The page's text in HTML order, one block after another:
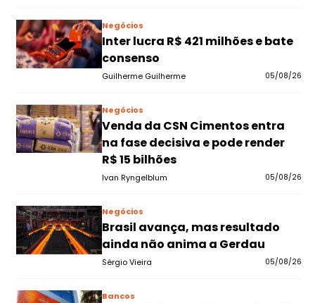
Negócios
Inter lucra R$ 421 milhões e bate
consenso
Guilherme Guilherme 05/08/26
Negócios
Venda da CSN Cimentos entra
na fase decisiva e pode render
R$ 15 bilhões
Ivan Ryngelblum 05/08/26
Negócios
Brasil avança, mas resultado
ainda não anima a Gerdau
Sérgio Vieira 05/08/26
Bancos